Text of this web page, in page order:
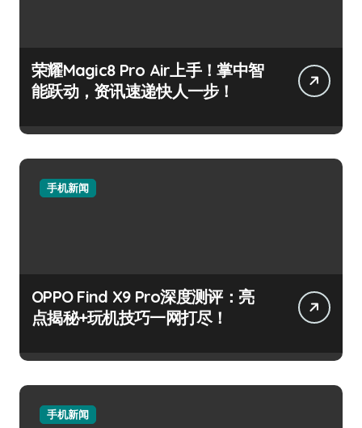
荣耀Magic8 Pro Air上手！掌中智
能跃动，资讯速递快人一步！
手机新闻
OPPO Find X9 Pro深度测评：亮
点揭秘+玩机技巧一网打尽！
手机新闻